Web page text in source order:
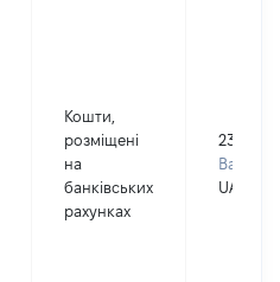
Кошти,
розміщені
на
банківських
рахунках
23000
Валюта:
UAH